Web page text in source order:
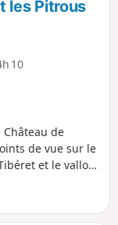
les Pitrous
10
de
de vue sur le
et le vallon